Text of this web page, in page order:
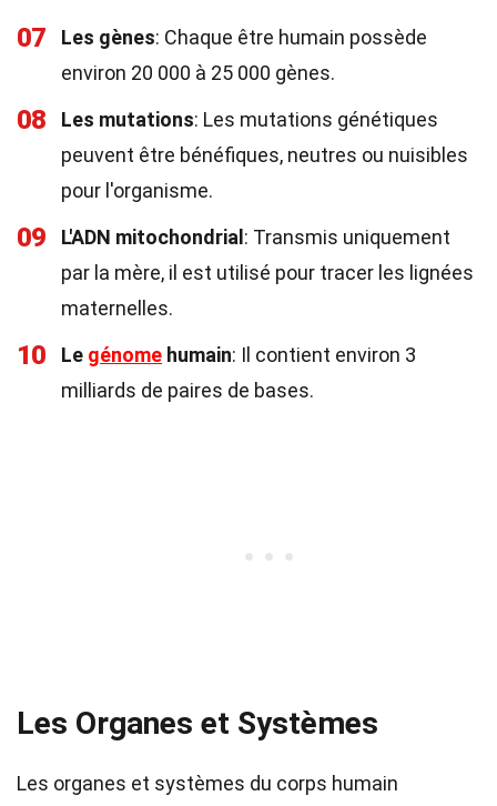
07 Les gènes: Chaque être humain possède
environ 20 000 à 25 000 gènes.
08 Les mutations: Les mutations génétiques
peuvent être bénéfiques, neutres ou nuisibles
pour l'organisme.
09 L'ADN mitochondrial : Transmis uniquement
par la mère, il est utilisé pour tracer les lignées
maternelles.
10 Le génome humain: Il contient environ 3
milliards de paires de bases.
Les Organes et Systèmes
Les organes et systèmes du corps humain